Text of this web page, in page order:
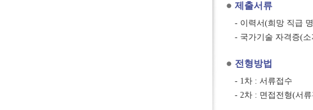
제출서류
- 이력서(희망 직급
- 국가기술 자격증(
전형방법
- 1차 : 서류접수
- 2차 : 면접전형(서